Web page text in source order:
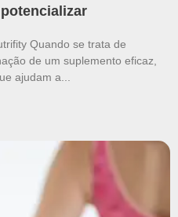
Quando se trata de
de um suplemento eficaz,
ajudam a